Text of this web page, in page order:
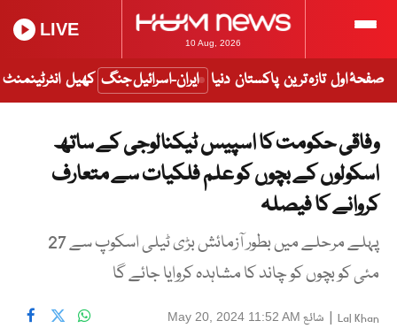
10 Aug, 2026
LIVE
صفحۂ اول تازہ ترین پاکستان دنیا ایران-اسرائیل جنگ کھیل انٹرٹینمنٹ
وفاقی حکومت کا اسپیس ٹیکنالوجی کے ساتھ
اسکولوں کے بچوں کو علم فلکیات سے متعارف
کروانے کا فیصلہ
پہلے مرحلے میں بطور آزمائش بڑی ٹیلی اسکوپ سے 27
مئی کو بچوں کو چاند کا مشاہدہ کروایا جائے گا
Lal Khan
| شائع May 20, 2024 11:52 AM